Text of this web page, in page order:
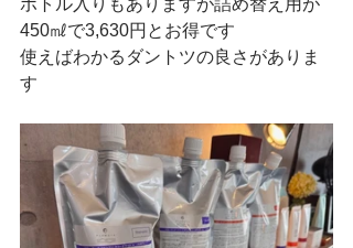
ボトル入りもありますが詰め替え用が
450㎖で3,630円とお得です
使えばわかるダントツの良さがありま
す